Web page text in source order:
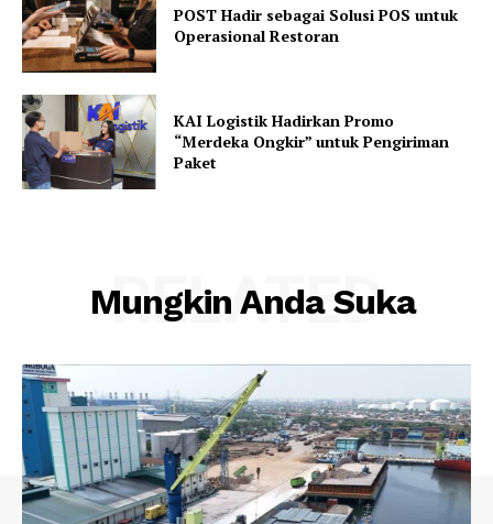
POST Hadir sebagai Solusi POS untuk
Operasional Restoran
KAI Logistik Hadirkan Promo
“Merdeka Ongkir” untuk Pengiriman
Paket
Mungkin Anda Suka
RELATED